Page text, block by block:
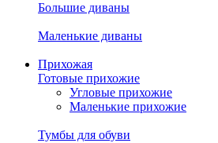
Большие диваны
Маленькие диваны
Прихожая
Готовые прихожие
Угловые прихожие
Маленькие прихожие
Тумбы для обуви